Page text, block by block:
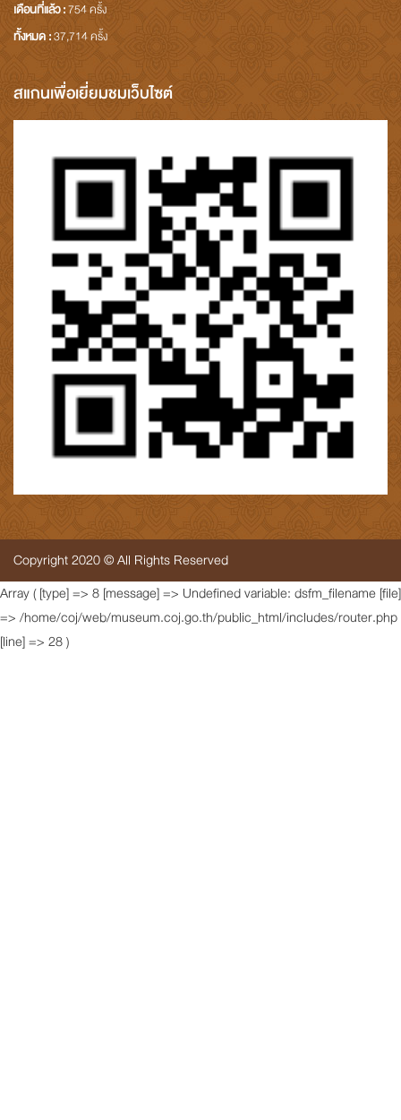
เดือนที่แล้ว :754 ครั้ง
ทั้งหมด :37,714 ครั้ง
สแกนเพื่อเยี่ยมชมเว็บไซต์
Copyright 2020 © All Rights Reserved
Array ( [type] => 8 [message] => Undefined variable: dsfm_filename [file]
=> /home/coj/web/museum.coj.go.th/public_html/includes/router.php
[line] => 28 )